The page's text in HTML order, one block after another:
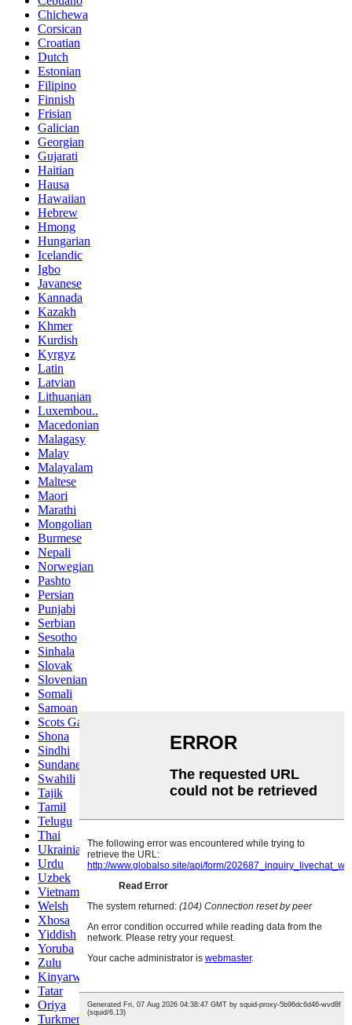
Chichewa
Corsican
Croatian
Dutch
Estonian
Filipino
Finnish
Frisian
Galician
Georgian
Gujarati
Haitian
Hausa
Hawaiian
Hebrew
Hmong
Hungarian
Icelandic
Igbo
Javanese
Kannada
Kazakh
Khmer
Kurdish
Kyrgyz
Latin
Latvian
Lithuanian
Luxembou..
Macedonian
Malagasy
Malay
Malayalam
Maltese
Maori
Marathi
Mongolian
Burmese
Nepali
Norwegian
Pashto
Persian
Punjabi
Serbian
Sesotho
Sinhala
Slovak
Slovenian
Somali
Samoan
Scots Gaelic
Shona
Sindhi
Sundanese
Swahili
Tajik
Tamil
Telugu
Thai
Ukrainian
Urdu
Uzbek
Vietnamese
Welsh
Xhosa
Yiddish
Yoruba
Zulu
Kinyarwanda
Tatar
Oriya
Turkmen